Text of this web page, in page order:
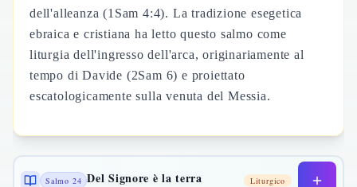
dell'alleanza (1Sam 4:4). La tradizione esegetica
ebraica e cristiana ha letto questo salmo come
liturgia dell'ingresso dell'arca, originariamente al
tempo di Davide (2Sam 6) e proiettato
escatologicamente sulla venuta del Messia.
Salmo 24 Del Signore è la terra Liturgico